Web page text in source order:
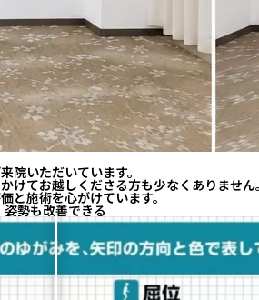
院いただいています。
けてお越しくださる方も少なくありません
と施術を心がけています。
姿勢も改善できる